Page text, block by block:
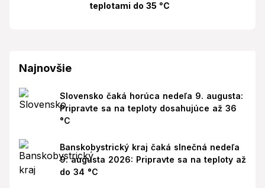
teplotami do 35 °C
Najnovšie
Slovensko čaká horúca nedeľa 9. augusta:
Pripravte sa na teploty dosahujúce až 36
°C
Banskobystrický kraj čaká slnečná nedeľa
9. augusta 2026: Pripravte sa na teploty až
do 34 °C